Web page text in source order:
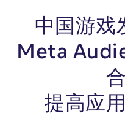
中国游戏
Meta
提高应